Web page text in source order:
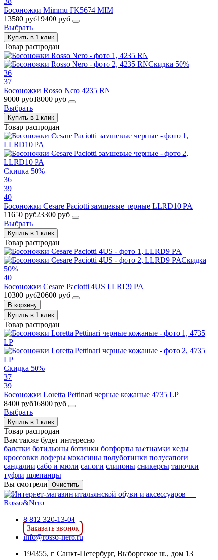
Босоножки Mimmu FK5674 MIM
13580 руб19400 руб
Выбрать
Купить в 1 клик
Товар распродан
Скидка 50%
36
37
Босоножки Rosso Nero 4235 RN
9000 руб18000 руб
Выбрать
Купить в 1 клик
Товар распродан
Скидка 50%
36
39
40
Босоножки Cesare Paciotti замшевые черные LLRD10 PA
11650 руб23300 руб
Выбрать
Купить в 1 клик
Товар распродан
Скидка
50%
40
Босоножки Cesare Paciotti 4US LLRD9 PA
10300 руб20600 руб
В корзину
Купить в 1 клик
Товар распродан
Скидка 50%
37
39
Босоножки Loretta Pettinari черные кожаные 4735 LP
8400 руб16800 руб
Выбрать
Купить в 1 клик
Товар распродан
Вам также будет интересно
балетки ботильоны ботинки ботфорты вьетнамки кеды
кроссовки лоферы мокасины полуботинки полусапоги
сандалии сабо и мюли сапоги слипоны сникерсы тапочки
туфли шлепанцы
Вы смотрели Очистить
8 812 320-13-04
Заказать звонок
info@rosso-nero.ru
194355, г. Санкт-Петербург, Выборгское ш., дом 13